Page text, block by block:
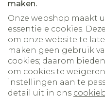
maken.
Onze webshop maakt
essentiële cookies.
om onze website te
maken geen gebruik
cookies; daarom
om cookies te
instellingen aan te
detail uit in ons
Juridische links